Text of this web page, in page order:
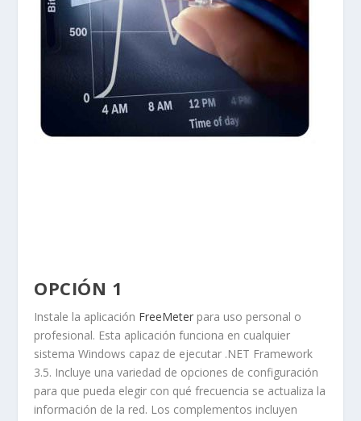
OPCIÓN 1
Instale la aplicación FreeMeter para uso personal o
profesional. Esta aplicación funciona en cualquier
sistema Windows capaz de ejecutar .NET Framework
3.5. Incluye una variedad de opciones de configuración
para que pueda elegir con qué frecuencia se actualiza la
información de la red. Los complementos incluyen